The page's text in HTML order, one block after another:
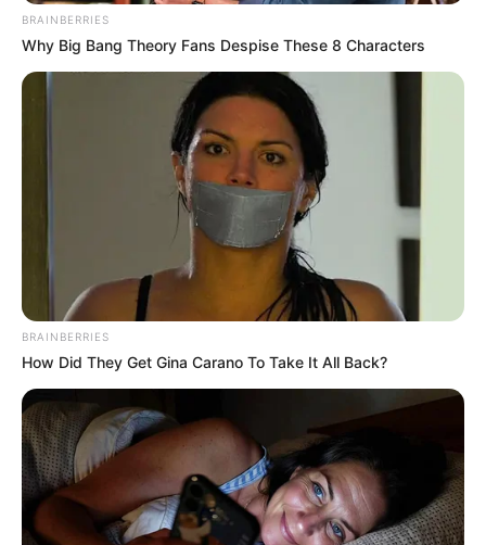
BRAINBERRIES
Why Big Bang Theory Fans Despise These 8 Characters
BRAINBERRIES
How Did They Get Gina Carano To Take It All Back?